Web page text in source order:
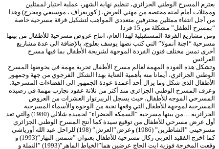
يعتزم المسرح الوطني الجزائري، تنظيم نهاية الشهر، عملية اختيار لممثلين
وممثلات أمام لجنة مختصة من مهني العرض، ( كوريغراف ، موسيقي ومخرج) وهذا
من أجل انتقاء ممثلين محترفين متعددي المواهب لتشكيل فرقة مسرحية خاصة
“بمسرح الطفل” مشكلة من 15 فردا.
ومن مشاريع الفرقة المستقبلية لهذا العام، انتاج عروض مسرحية للأطفال من بينها
مسرحية “اجنة أنمولا” التي كتب نصها يوسف بعلوج، بالإضافة الى عدة مشاريع
أخرى تمس مختلف فنون الفردة الموجهة لشريحة الأطفال بما فيها مسرح
العرائس.
وتشكل هذه العودة المهمة لعالم مسرح الأطفال تجربة مهمة في يخوضها المسرح
الوطني الجزائري، أيمانا منه بأهمية العناية بهذا الشكل الفرجوي من جهة وجمهور
الأطفال الذي شكل وما يزال أحد أعمدة عودة الجمهور الى الفضاءات المسرحية.
وعرف المسرح الوطني الجزائري منذ أكثر من ثلاثة عقود تجارب مهمة في رصيده
المسرحي الموجه للأطفال، حيث يسجل الريبرتوار العشرات من العروض
المسرحية لموجهة للأطفال التي وقعها نخبة من الوجوه والأسماء المسرحية
الجزائرية …من بينها مسرحية “السمكة الخضراء” لحميدة شلالي (1980) والتي تعد
أول عرض مسرحي للأطفال من توقيع سيدة كما أنتج المسرح الوطني الجزائري
مسرحيتي ”الشاطرين” (1986) وعرض”العرش” (198) للراحل عبد الله أورياشي
كما اخرج الفقيد العربي زكال مسرحية للأطفال بعنوان ”شمس النهار”(1993) و
وقعت المخرجة فوزية ايت الحاج عرضين هما”الخياط الماهر”(1993) ”النملة و